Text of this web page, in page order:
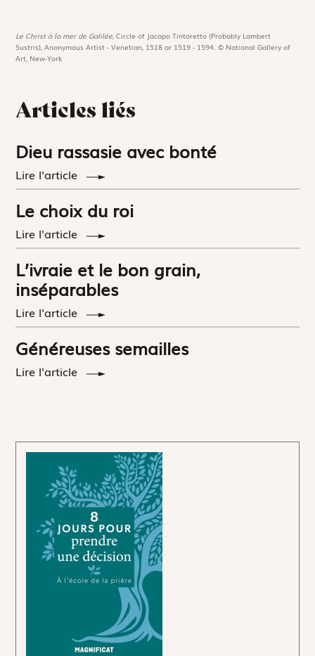
Le Christ à la mer de Galilée,Circle of Jacopo Tintoretto (Probably Lambert
Sustris), Anonymous Artist - Venetian, 1518 or 1519 - 1594. © National Gallery of
Art, New-York
Articles liés
Dieu rassasie avec bonté
Lire l'article
Le choix du roi
Lire l'article
L’ivraie et le bon grain,
inséparables
Lire l'article
Généreuses semailles
Lire l'article